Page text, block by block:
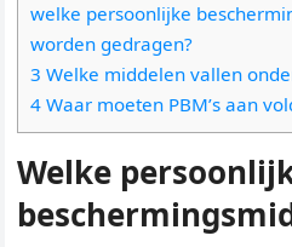
welke persoonlijke
worden gedragen?
3 Welke middelen vallen
4 Waar moeten PBM’s aan
Welke